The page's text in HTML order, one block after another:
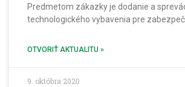
Predmetom zákazky je dodanie a
technologického vybavenia pre
OTVORIŤ AKTUALITU »
9. októbra 2020